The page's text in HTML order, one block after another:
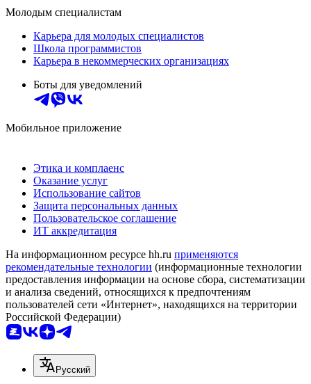
Молодым специалистам
Карьера для молодых специалистов
Школа программистов
Карьера в некоммерческих организациях
Боты для уведомлений
Мобильное приложение
Этика и комплаенс
Оказание услуг
Использование сайтов
Защита персональных данных
Пользовательское соглашение
ИТ аккредитация
На информационном ресурсе hh.ru применяются
рекомендательные технологии (информационные технологии
предоставления информации на основе сбора, систематизации
и анализа сведений, относящихся к предпочтениям
пользователей сети «Интернет», находящихся на территории
Российской Федерации)
Русский